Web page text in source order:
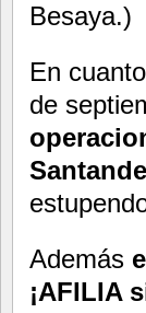
Besaya.)
En
de
Además
¡AFILIA